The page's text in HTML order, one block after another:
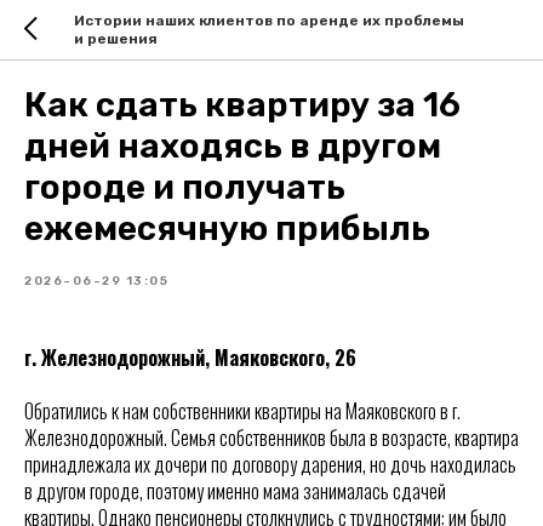
Истории наших клиентов по аренде их проблемы
и решения
Как сдать квартиру за 16
дней находясь в другом
городе и получать
ежемесячную прибыль
2026-06-29 13:05
г. Железнодорожный, Маяковского, 26
Обратились к нам собственники квартиры на Маяковского в г.
Железнодорожный. Семья собственников была в возрасте, квартира
принадлежала их дочери по договору дарения, но дочь находилась
в другом городе, поэтому именно мама занималась сдачей
квартиры. Однако пенсионеры столкнулись с трудностями: им было